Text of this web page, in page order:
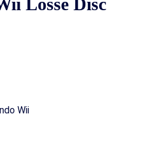
Wii